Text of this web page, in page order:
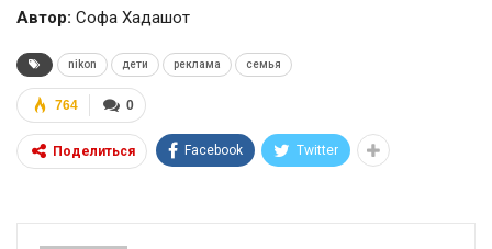
Автор: Софа Хадашот
nikon дети реклама семья
0
764
Поделиться Facebook Twitter